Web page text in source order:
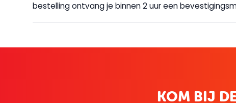
bestelling ontvang je binnen 2 uur een
KOM BIJ